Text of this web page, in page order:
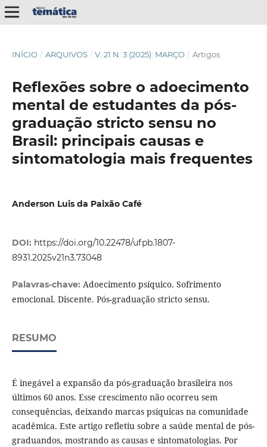
INÍCIO / ARQUIVOS / V. 21 N. 3 (2025): MARÇO / Artigos
Reflexões sobre o adoecimento
mental de estudantes da pós-
graduação stricto sensu no
Brasil: principais causas e
sintomatologia mais frequentes
Anderson Luis da Paixão Café
DOI: https://doi.org/10.22478/ufpb.1807-
8931.2025v21n3.73048
Palavras-chave: Adoecimento psíquico. Sofrimento
emocional. Discente. Pós-graduação stricto sensu.
RESUMO
É inegável a expansão da pós-graduação brasileira nos
últimos 60 anos. Esse crescimento não ocorreu sem
consequências, deixando marcas psíquicas na comunidade
acadêmica. Este artigo refletiu sobre a saúde mental de pós-
graduandos, mostrando as causas e sintomatologias. Por